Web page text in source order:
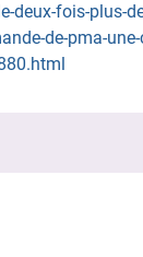
deux-fois-plus-
de-pma-